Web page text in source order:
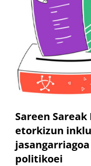
Sareen
etorkizun
politikoei